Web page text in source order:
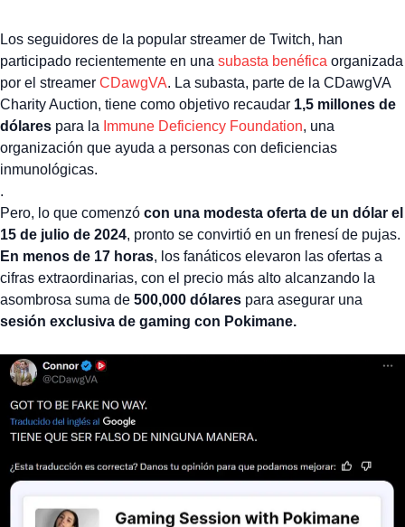
Los seguidores de la popular streamer de Twitch, han
participado recientemente en una subasta benéfica organizada
por el streamer CDawgVA. La subasta, parte de la CDawgVA
Charity Auction, tiene como objetivo recaudar 1,5 millones de
dólares para la Immune Deficiency Foundation, una
organización que ayuda a personas con deficiencias
inmunológicas.
.
Pero, lo que comenzó con una modesta oferta de un dólar el
15 de julio de 2024, pronto se convirtió en un frenesí de pujas.
En menos de 17 horas, los fanáticos elevaron las ofertas a
cifras extraordinarias, con el precio más alto alcanzando la
asombrosa suma de 500,000 dólares para asegurar una
sesión exclusiva de gaming con Pokimane.